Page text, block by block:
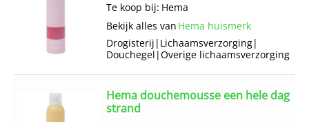
Te koop bij: Hema
Bekijk alles van Hema huismerk
Drogisterij | Lichaams­verzorging|
Douchegel |Overige lichaams­verzorging
Hema douchemousse een hele dag
strand